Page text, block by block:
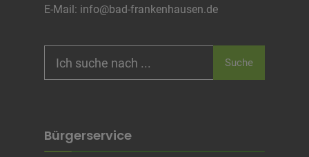
E-Mail: info@bad-frankenhausen.de
for:
Suche
Bürgerservice